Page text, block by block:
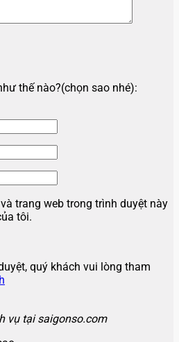
thế nào?(chọn sao nhé):
trang web trong trình duyệt này
tôi.
quý khách vui lòng tham
vụ tại saigonso.com